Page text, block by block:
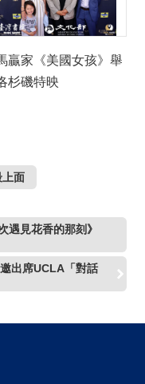
贏家《美國女孩》舉
杉磯特映
上面
遇見花香的那刻》
出席UCLA「對話